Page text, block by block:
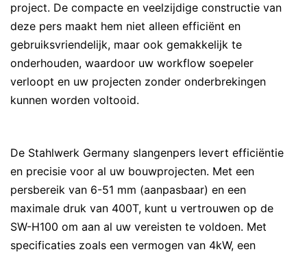
project. De compacte en veelzijdige constructie van
deze pers maakt hem niet alleen efficiënt en
gebruiksvriendelijk, maar ook gemakkelijk te
onderhouden, waardoor uw workflow soepeler
verloopt en uw projecten zonder onderbrekingen
kunnen worden voltooid.
De Stahlwerk Germany slangenpers levert efficiëntie
en precisie voor al uw bouwprojecten. Met een
persbereik van 6-51 mm (aanpasbaar) en een
maximale druk van 400T, kunt u vertrouwen op de
SW-H100 om aan al uw vereisten te voldoen. Met
specificaties zoals een vermogen van 4kW, een